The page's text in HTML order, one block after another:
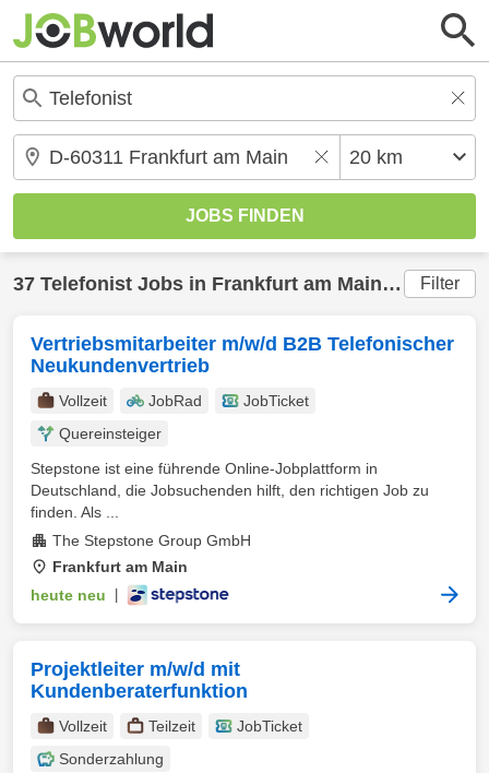
37 Telefonist Jobs in Frankfurt am Main(20 km)
Filter
Vertriebsmitarbeiter m/w/d B2B Telefonischer
Neukundenvertrieb
Vollzeit JobRad
JobTicket
Quereinsteiger
Stepstone ist eine führende Online-Jobplattform in
Deutschland, die Jobsuchenden hilft, den richtigen Job zu
finden. Als ...
The Stepstone Group GmbH
Frankfurt am Main
heute neu
Projektleiter m/w/d mit
Kundenberaterfunktion
Vollzeit Teilzeit
JobTicket
Sonderzahlung